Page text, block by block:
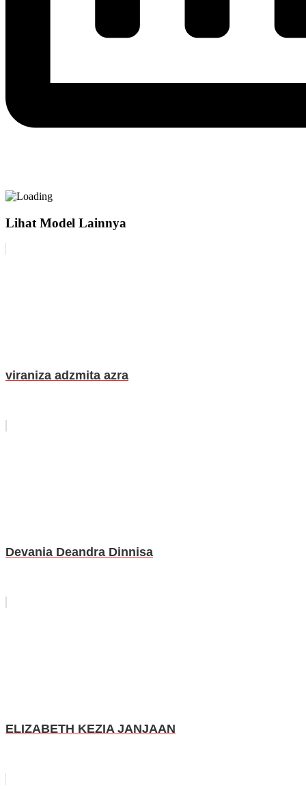
Lihat Model Lainnya
viraniza adzmita azra
Devania Deandra Dinnisa
ELIZABETH KEZIA JANJAAN